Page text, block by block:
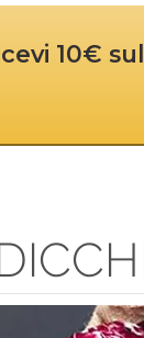
10€